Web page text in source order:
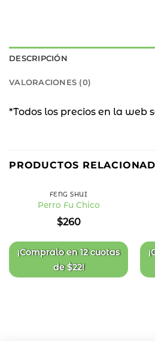
DESCRIPCIÓN
VALORACIONES (0)
*Todos los precios en la web
PRODUCTOS
de
deseos
FENG SHUI
Perro Fu Chico
$260
¡Compralo en12 cuotas
de$22!